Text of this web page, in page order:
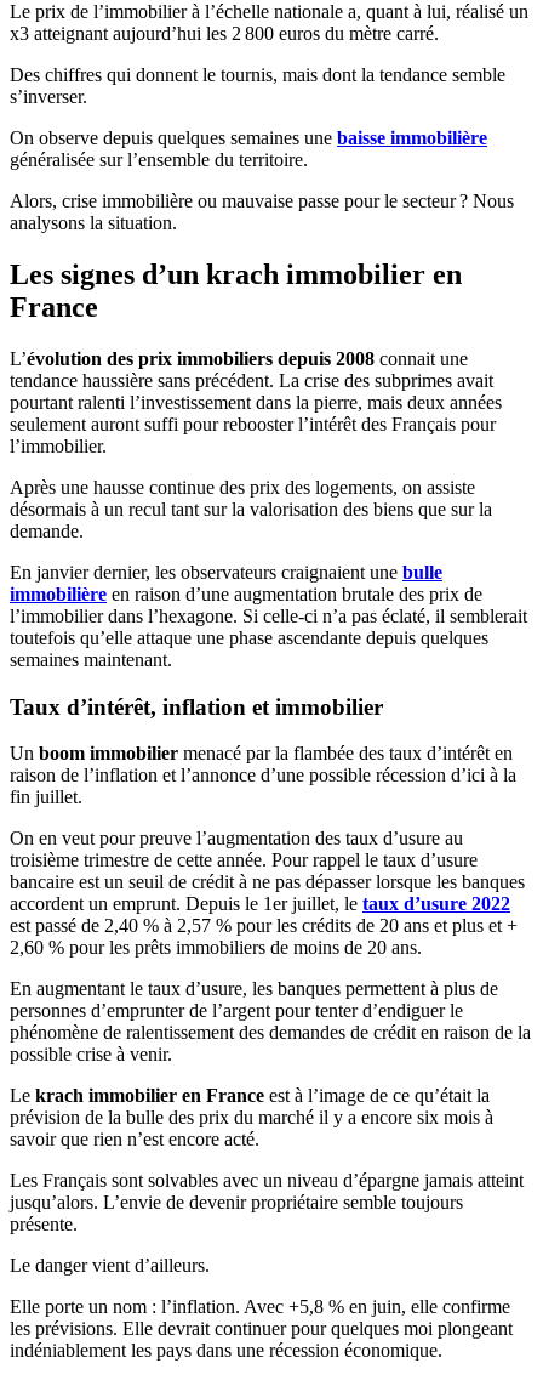
Le prix de l’immobilier à l’échelle nationale a, quant à lui, réalisé un
x3 atteignant aujourd’hui les 2 800 euros du mètre carré.
Des chiffres qui donnent le tournis, mais dont la tendance semble
s’inverser.
On observe depuis quelques semaines une baisse immobilière
généralisée sur l’ensemble du territoire.
Alors, crise immobilière ou mauvaise passe pour le secteur ? Nous
analysons la situation.
Les signes d’un krach immobilier en
France
L’évolution des prix immobiliers depuis 2008 connait une
tendance haussière sans précédent. La crise des subprimes avait
pourtant ralenti l’investissement dans la pierre, mais deux années
seulement auront suffi pour rebooster l’intérêt des Français pour
l’immobilier.
Après une hausse continue des prix des logements, on assiste
désormais à un recul tant sur la valorisation des biens que sur la
demande.
En janvier dernier, les observateurs craignaient une bulle
immobilière en raison d’une augmentation brutale des prix de
l’immobilier dans l’hexagone. Si celle-ci n’a pas éclaté, il semblerait
toutefois qu’elle attaque une phase ascendante depuis quelques
semaines maintenant.
Taux d’intérêt, inflation et immobilier
Un boom immobilier menacé par la flambée des taux d’intérêt en
raison de l’inflation et l’annonce d’une possible récession d’ici à la
fin juillet.
On en veut pour preuve l’augmentation des taux d’usure au
troisième trimestre de cette année. Pour rappel le taux d’usure
bancaire est un seuil de crédit à ne pas dépasser lorsque les banques
accordent un emprunt. Depuis le 1er juillet, le taux d’usure 2022
est passé de 2,40 % à 2,57 % pour les crédits de 20 ans et plus et +
2,60 % pour les prêts immobiliers de moins de 20 ans.
En augmentant le taux d’usure, les banques permettent à plus de
personnes d’emprunter de l’argent pour tenter d’endiguer le
phénomène de ralentissement des demandes de crédit en raison de la
possible crise à venir.
Le krach immobilier en France est à l’image de ce qu’était la
prévision de la bulle des prix du marché il y a encore six mois à
savoir que rien n’est encore acté.
Les Français sont solvables avec un niveau d’épargne jamais atteint
jusqu’alors. L’envie de devenir propriétaire semble toujours
présente.
Le danger vient d’ailleurs.
Elle porte un nom : l’inflation. Avec +5,8 % en juin, elle confirme
les prévisions. Elle devrait continuer pour quelques moi plongeant
indéniablement les pays dans une récession économique.